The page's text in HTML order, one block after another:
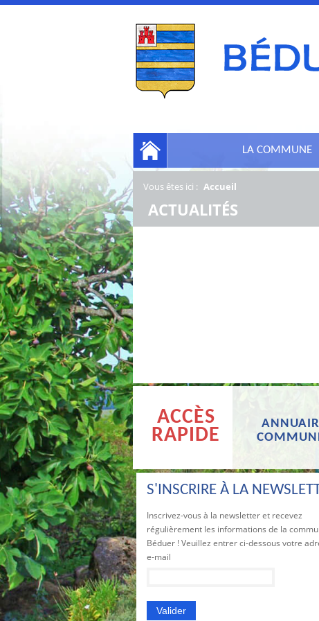
LA COMMUNE
Vous êtes ici : Accueil
/ ACTUALITÉS
ACCÈS
RAPIDE
S'INSCRIRE À LA
Inscrivez-vous à la newsletter et recevez
régulièrement les informations de la
Béduer ! Veuillez entrer ci-dessous votre
e-mail